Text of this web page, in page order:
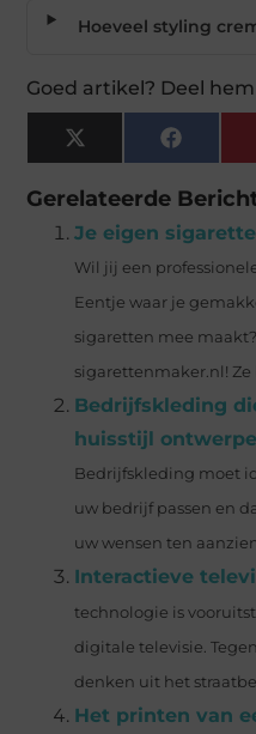
Hoeveel styling
Goed artikel? Deel
X
(Twitter)
Gerelateerde
Je eigen
Wil jij een
Eentje waar je
sigaretten mee
sigarettenmaker.nl! Ze
Bedrijfskleding
huisstijl
Bedrijfskleding moet
uw bedrijf passen en
uw wensen ten
Interactieve
technologie is
digitale televisie.
denken uit het
Het printen van